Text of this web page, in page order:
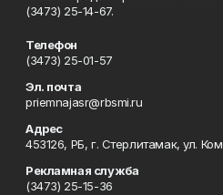
(3473) 25-14-67.
Телефон
(3473) 25-01-57
Эл. почта
priemnajasr@rbsmi.ru
Адрес
453126, РБ, г. Стерлитамак, ул.
Рекламная служба
(3473) 25-15-36